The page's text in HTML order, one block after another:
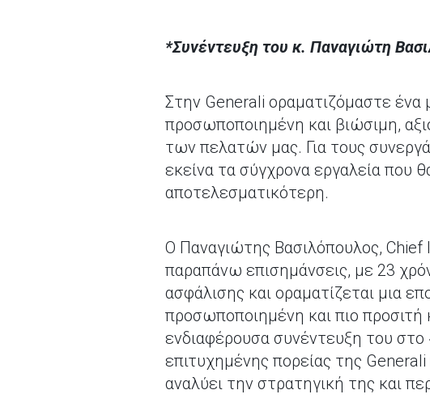
*Συνέντευξη του κ. Παναγιώτη
Στην Generali οραματιζόμαστε ένα
προσωποποιημένη και βιώσιμη,
των πελατών μας. Για τους
εκείνα τα σύγχρονα εργαλεία που
αποτελεσματικότερη.
Ο Παναγιώτης Βασιλόπουλος, Chief
παραπάνω επισημάνσεις, με 23
ασφάλισης και οραματίζεται μια
προσωποποιημένη και πιο προσιτή
ενδιαφέρουσα συνέντευξη του
επιτυχημένης πορείας της
αναλύει την στρατηγική της και